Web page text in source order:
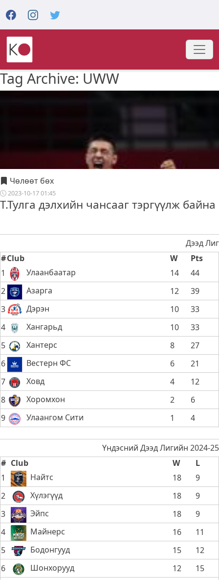
Tag Archive: UWW
Чөлөөт бөх
2023-10-17 01:45
Т.Тулга дэлхийн чансааг тэргүүлж байна
Дээд Лиг
#Club W
Pts
1
Улаанбаатар 14
44
2
Азарга 12
39
3
Дэрэн 10
33
4
Хангарьд 10
33
5
Хантерс 8
27
6
Вестерн ФС 6
21
7
Ховд 4
12
8
Хоромхон 2
6
9
Улаангом Сити 1 4
Үндэсний Дээд Лигийн 2024-25
# Club W
L
1
Найтс 18
9
2
Хүлэгүүд 18
9
3
Эйпс 18
9
4
Майнерс 16
11
5
Бодонгууд 15
12
6
Шонхорууд 12
15